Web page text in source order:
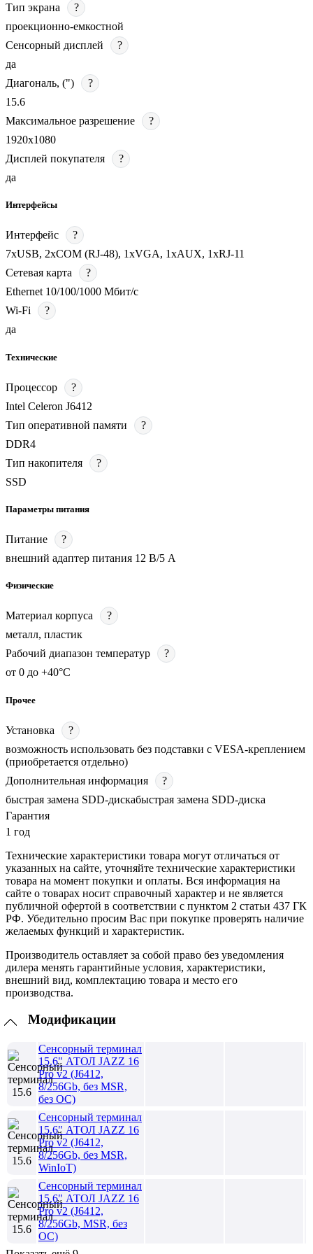
Тип экрана
?
проекционно-емкостной
Сенсорный дисплей
?
да
Диагональ, (")
?
15.6
Максимальное разрешение
?
1920х1080
Дисплей покупателя
?
да
Интерфейсы
Интерфейс
?
7хUSB, 2хCOM (RJ-48), 1хVGA, 1хAUX, 1хRJ-11
Сетевая карта
?
Ethernet 10/100/1000 Мбит/с
Wi-Fi
?
да
Технические
Процессор
?
Intel Celeron J6412
Тип оперативной памяти
?
DDR4
Тип накопителя
?
SSD
Параметры питания
Питание
?
внешний адаптер питания 12 В/5 А
Физические
Материал корпуса
?
металл, пластик
Рабочий диапазон температур
?
от 0 до +40°С
Прочее
Установка
?
возможность использовать без подставки с VESA-креплением
(приобретается отдельно)
Дополнительная информация
?
быстрая замена SDD-дискабыстрая замена SDD-диска
Гарантия
1 год
Технические характеристики товара могут отличаться от
указанных на сайте, уточняйте технические характеристики
товара на момент покупки и оплаты. Вся информация на
сайте о товарах носит справочный характер и не является
публичной офертой в соответствии с пунктом 2 статьи 437 ГК
РФ. Убедительно просим Вас при покупке проверять наличие
желаемых функций и характеристик.
Производитель оставляет за собой право без уведомления
дилера менять гарантийные условия, характеристики,
внешний вид, комплектацию товара и место его
производства.
Модификации
Сенсорный терминал
15.6" АТОЛ JAZZ 16
Pro v2 (J6412,
8/256Gb, без MSR,
без ОС)
Сенсорный терминал
15.6" АТОЛ JAZZ 16
Pro v2 (J6412,
8/256Gb, без MSR,
WinIoT)
Сенсорный терминал
15.6" АТОЛ JAZZ 16
Pro v2 (J6412,
8/256Gb, MSR, без
ОС)